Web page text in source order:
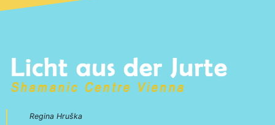
Regina Hruška